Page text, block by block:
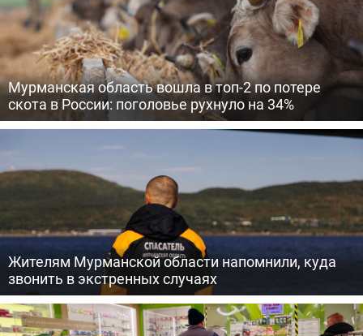
Мурманская область вошла в топ-2 по потере
скота в России: поголовье рухнуло на 34%
Жителям Мурманской области напомнили, куда
звонить в экстренных случаях